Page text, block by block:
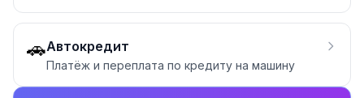
🚗Автокредит
Платёж и переплата по кредиту на машину